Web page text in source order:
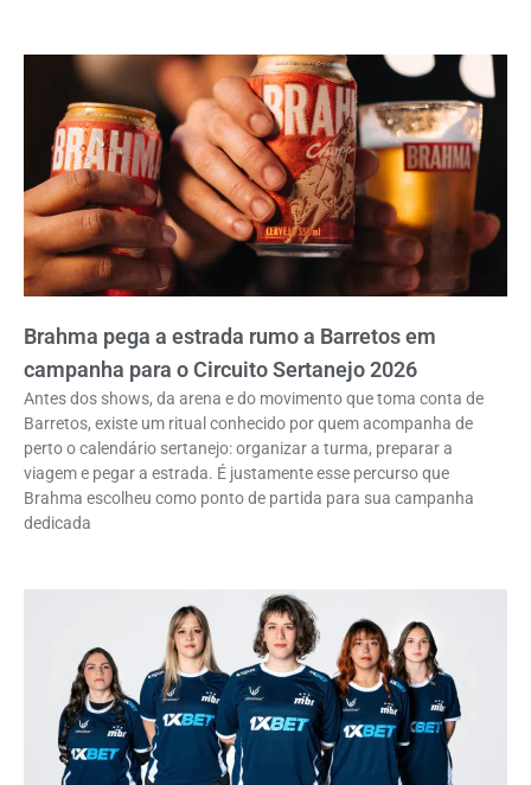
Brahma pega a estrada rumo a Barretos em
campanha para o Circuito Sertanejo 2026
Antes dos shows, da arena e do movimento que toma conta de
Barretos, existe um ritual conhecido por quem acompanha de
perto o calendário sertanejo: organizar a turma, preparar a
viagem e pegar a estrada. É justamente esse percurso que
Brahma escolheu como ponto de partida para sua campanha
dedicada